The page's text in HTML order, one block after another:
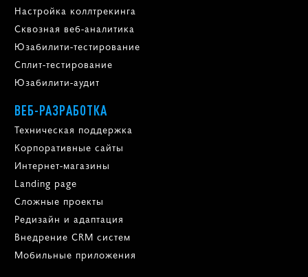
Настройка коллтрекинга
Сквозная веб-аналитика
Юзабилити-тестирование
Сплит-тестирование
Юзабилити-аудит
ВЕБ-РАЗРАБОТКА
Техническая поддержка
Корпоративные сайты
Интернет-магазины
Landing page
Сложные проекты
Редизайн и адаптация
Внедрение CRM систем
Мобильные приложения